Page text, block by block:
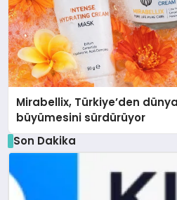
Mirabellix, Türkiye’den
büyümesini sürdürüyor
Son Dakika